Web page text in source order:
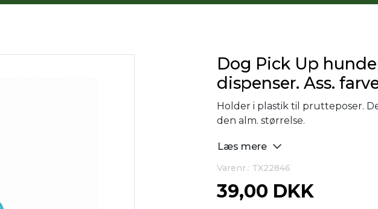
Dog Pick Up
dispenser. Ass.
Holder i plastik til prutteposer.
den alm. størrelse.
Læs mere
Varenr.: TX22846
39,00 DKK